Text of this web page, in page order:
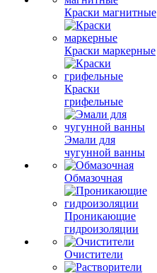
Краски магнитные
Краски маркерные
Краски
грифельные
Эмали для
чугунной ванны
Обмазочная
Проникающие
гидроизоляции
Очистители